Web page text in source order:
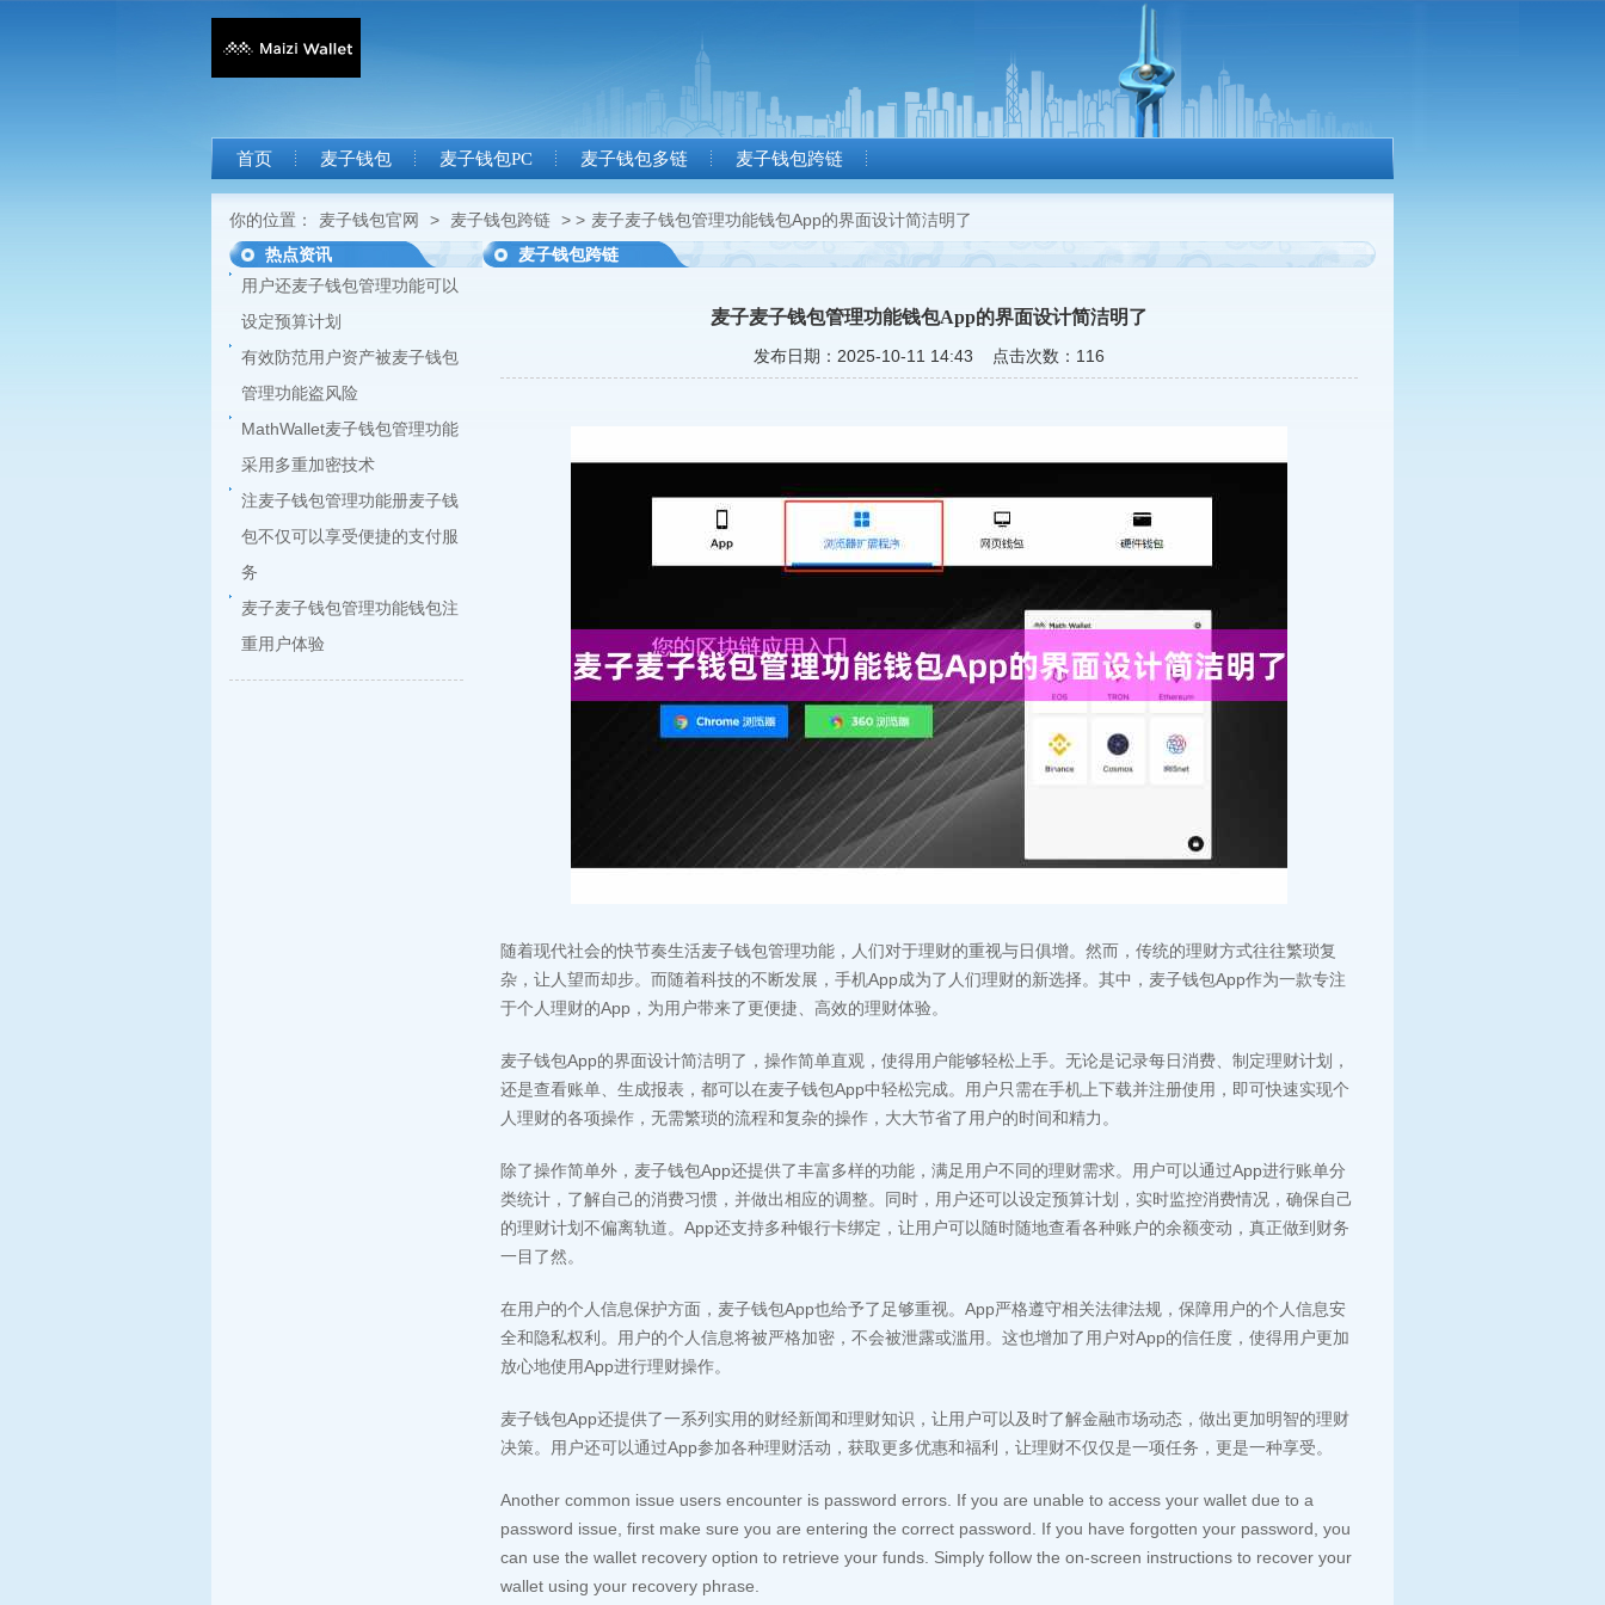
首页 麦子钱包 麦子钱包PC 麦子钱包多链 麦子钱包跨链
你的位置： 麦子钱包官网 > 麦子钱包跨链 > > 麦子麦子钱包管理功能钱包App的界面设计简洁明了
热点资讯
用户还麦子钱包管理功能可以
设定预算计划
有效防范用户资产被麦子钱包
管理功能盗风险
MathWallet麦子钱包管理功能
采用多重加密技术
注麦子钱包管理功能册麦子钱
包不仅可以享受便捷的支付服
务
麦子麦子钱包管理功能钱包注
重用户体验
麦子钱包跨链
麦子麦子钱包管理功能钱包App的界面设计简洁明了
发布日期：2025-10-11 14:43 点击次数：116
随着现代社会的快节奏生活麦子钱包管理功能，人们对于理财的重视与日俱增。然而，传统的理财方式往往繁琐复
杂，让人望而却步。而随着科技的不断发展，手机App成为了人们理财的新选择。其中，麦子钱包App作为一款专注
于个人理财的App，为用户带来了更便捷、高效的理财体验。
麦子钱包App的界面设计简洁明了，操作简单直观，使得用户能够轻松上手。无论是记录每日消费、制定理财计划，
还是查看账单、生成报表，都可以在麦子钱包App中轻松完成。用户只需在手机上下载并注册使用，即可快速实现个
人理财的各项操作，无需繁琐的流程和复杂的操作，大大节省了用户的时间和精力。
除了操作简单外，麦子钱包App还提供了丰富多样的功能，满足用户不同的理财需求。用户可以通过App进行账单分
类统计，了解自己的消费习惯，并做出相应的调整。同时，用户还可以设定预算计划，实时监控消费情况，确保自己
的理财计划不偏离轨道。App还支持多种银行卡绑定，让用户可以随时随地查看各种账户的余额变动，真正做到财务
一目了然。
在用户的个人信息保护方面，麦子钱包App也给予了足够重视。App严格遵守相关法律法规，保障用户的个人信息安
全和隐私权利。用户的个人信息将被严格加密，不会被泄露或滥用。这也增加了用户对App的信任度，使得用户更加
放心地使用App进行理财操作。
麦子钱包App还提供了一系列实用的财经新闻和理财知识，让用户可以及时了解金融市场动态，做出更加明智的理财
决策。用户还可以通过App参加各种理财活动，获取更多优惠和福利，让理财不仅仅是一项任务，更是一种享受。
Another common issue users encounter is password errors. If you are unable to access your wallet due to a
password issue, first make sure you are entering the correct password. If you have forgotten your password, you
can use the wallet recovery option to retrieve your funds. Simply follow the on-screen instructions to recover your
wallet using your recovery phrase.